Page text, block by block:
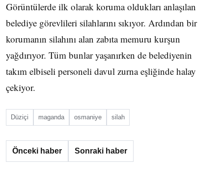
Görüntülerde ilk olarak koruma oldukları anlaşılan
belediye görevlileri silahlarını sıkıyor. Ardından bir
korumanın silahını alan zabıta memuru kurşun
yağdırıyor. Tüm bunlar yaşanırken de belediyenin
takım elbiseli personeli davul zurna eşliğinde halay
çekiyor.
Düziçi maganda osmaniye silah
Önceki haber Sonraki haber